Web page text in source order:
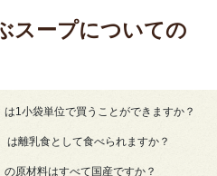
スープについての
は1小袋単位で買うことができますか？
は離乳食として食べられますか？
の原材料はすべて国産ですか？